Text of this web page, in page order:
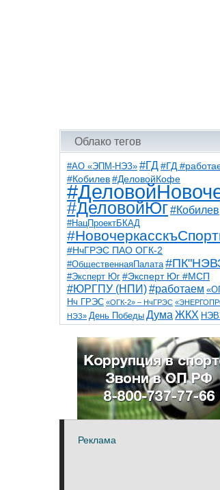
Облако тегов
#АО «ЭПМ-НЭЗ» #ГД #ГД
#Кобилев #ДеловойКофе
#ДеловойЮг#Кобилев
#НацПроектБКАД
#НчГРЭС ПАО ОГК-2
#ОбщественнаяПалата
#Эксперт Юг #Эксперт Юг #МСП
#ЮРГПУ (НПИ)#работаем
Нч ГРЭС «ОГК-2» – НчГРЭС
НЭЗ» День Победы Дума ЖКХ
НчГРЭС ТНТ
благоустройствоветераны
детидороги казаки коррупция
общественная палата парк пожар
спорт театр транспорт художники
Реклама